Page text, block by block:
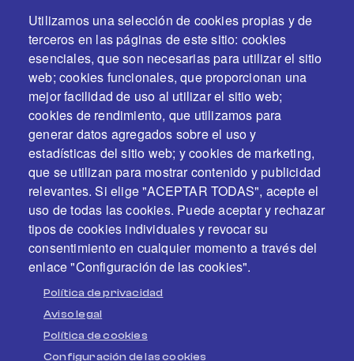
En colaboración y con el apoyo de
Utilizamos una selección de cookies propias y de
terceros en las páginas de este sitio: cookies
esenciales, que son necesarias para utilizar el sitio
web; cookies funcionales, que proporcionan una
mejor facilidad de uso al utilizar el sitio web;
cookies de rendimiento, que utilizamos para
generar datos agregados sobre el uso y
estadísticas del sitio web; y cookies de marketing,
que se utilizan para mostrar contenido y publicidad
relevantes. Si elige "ACEPTAR TODAS", acepte el
uso de todas las cookies. Puede aceptar y rechazar
tipos de cookies individuales y revocar su
consentimiento en cualquier momento a través del
enlace "Configuración de las cookies".
Política de privacidad
Aviso legal
Política de cookies
Configuración de las cookies